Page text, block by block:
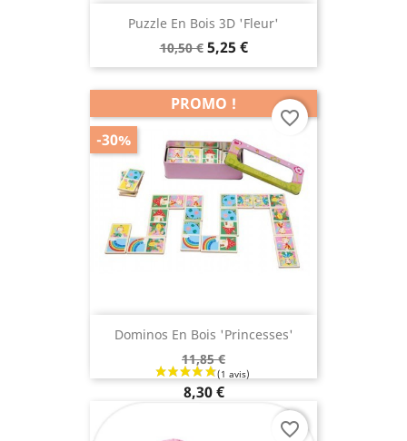
Puzzle En Bois 3D 'fleur'
10,50 € 5,25 €
Dominos En Bois 'Princesses'
11,85 €
8,30 €
PROMO !
-30%
favorite_border
favorite_border